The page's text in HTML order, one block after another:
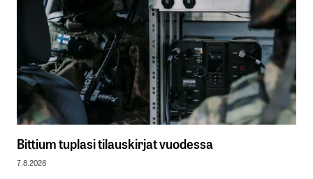
Bittium tuplasi tilauskirjat vuodessa
7.8.2026